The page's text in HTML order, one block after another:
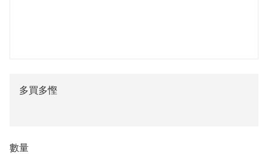
多買多慳
數量